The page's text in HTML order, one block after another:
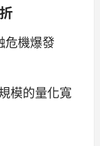
危機爆發
模的量化寬